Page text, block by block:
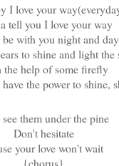
I love your
tell you I love your way
be with you night and day
to shine and light the
the help of some firefly
the power to shine,
them under the pine
Don't hesitate
your love won't wait
{chorus}